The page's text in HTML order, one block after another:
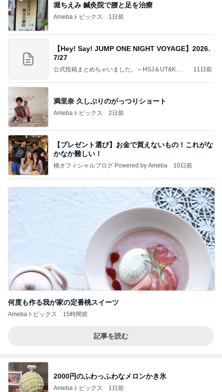
堀ちえみ 鍼灸院で腰と足を治療
Amebaトピックス 1日前
【Hey! Say! JUMP ONE NIGHT VOYAGE】2026.
7/27
公式投稿まとめちゃいました。～HSJ＆UT&K.O.
11日前
満里奈 久しぶりのがっつりショート
Amebaトピックス 2日前
【プレゼント選び】お金で買えないもの！これがな
かなか難しい！
桃オフィシャルブログ Powered by Ameba 10日前
何度も作る我が家の定番桃スイーツ
Amebaトピックス 15時間前
記事を読む
2000円のふわっふわなメロンかき氷
Amebaトピックス 1日前